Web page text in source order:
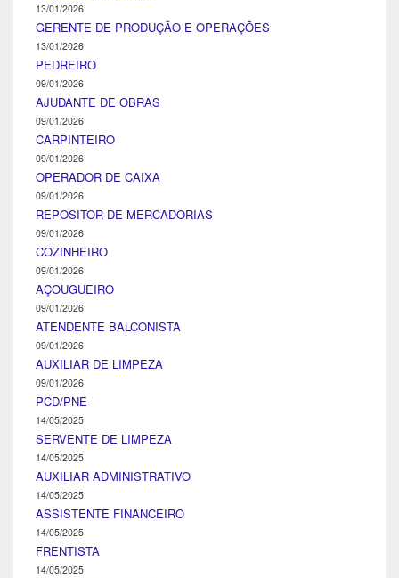
13/01/2026
GERENTE DE PRODUÇÃO E OPERAÇÕES
13/01/2026
PEDREIRO
09/01/2026
AJUDANTE DE OBRAS
09/01/2026
CARPINTEIRO
09/01/2026
OPERADOR DE CAIXA
09/01/2026
REPOSITOR DE MERCADORIAS
09/01/2026
COZINHEIRO
09/01/2026
AÇOUGUEIRO
09/01/2026
ATENDENTE BALCONISTA
09/01/2026
AUXILIAR DE LIMPEZA
09/01/2026
PCD/PNE
14/05/2025
SERVENTE DE LIMPEZA
14/05/2025
AUXILIAR ADMINISTRATIVO
14/05/2025
ASSISTENTE FINANCEIRO
14/05/2025
FRENTISTA
14/05/2025